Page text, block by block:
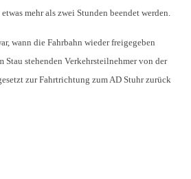
mehr als zwei Stunden beendet werden.
wann die Fahrbahn wieder freigegeben
Stau stehenden Verkehrsteilnehmer von der
zur Fahrtrichtung zum AD Stuhr zurück